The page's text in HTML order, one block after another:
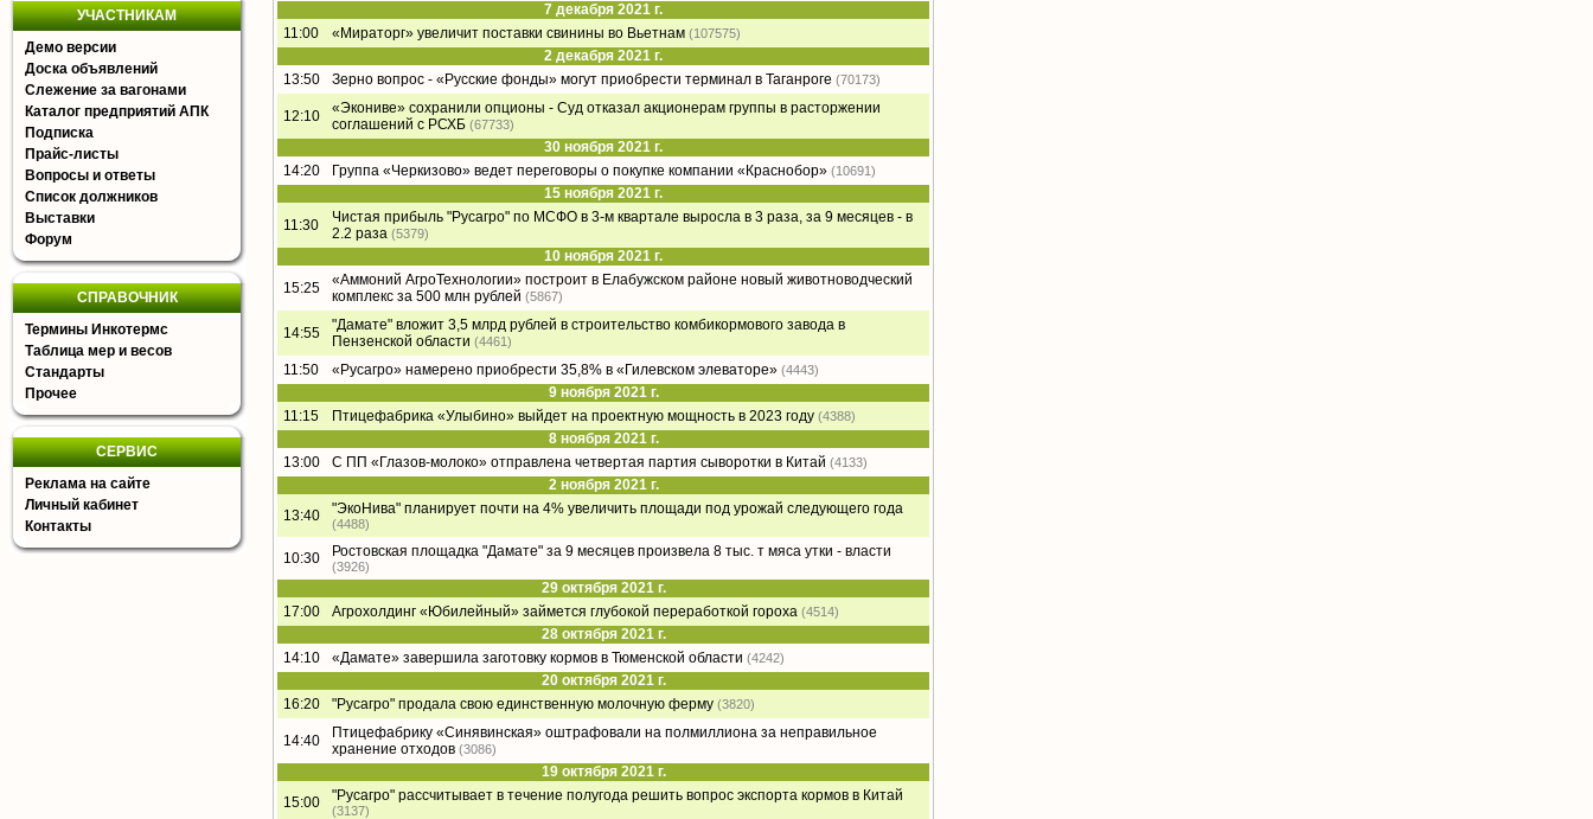
УЧАСТНИКАМ
Демо версии
Доска объявлений
Слежение за вагонами
Каталог предприятий АПК
Подписка
Прайс-листы
Вопросы и ответы
Список должников
Выставки
Форум
СПРАВОЧНИК
Термины Инкотермс
Таблица мер и весов
Стандарты
Прочее
СЕРВИС
Реклама на сайте
Личный кабинет
Контакты
7 декабря 2021 г.
11:00
«Мираторг» увеличит поставки свинины во Вьетнам (107575)
2 декабря 2021 г.
13:50
Зерно вопрос - «Русские фонды» могут приобрести терминал в Таганроге (70173)
12:10
«Экониве» сохранили опционы - Суд отказал акционерам группы в расторжении
соглашений с РСХБ (67733)
30 ноября 2021 г.
14:20
Группа «Черкизово» ведет переговоры о покупке компании «Краснобор» (10691)
15 ноября 2021 г.
11:30
Чистая прибыль "Русагро" по МСФО в 3-м квартале выросла в 3 раза, за 9 месяцев - в
2.2 раза (5379)
10 ноября 2021 г.
15:25
«Аммоний АгроТехнологии» построит в Елабужском районе новый животноводческий
комплекс за 500 млн рублей (5867)
14:55
"Дамате" вложит 3,5 млрд рублей в строительство комбикормового завода в
Пензенской области (4461)
11:50 «Русагро» намерено приобрести 35,8% в «Гилевском элеваторе» (4443)
9 ноября 2021 г.
11:15
Птицефабрика «Улыбино» выйдет на проектную мощность в 2023 году (4388)
8 ноября 2021 г.
13:00
С ПП «Глазов-молоко» отправлена четвертая партия сыворотки в Китай (4133)
2 ноября 2021 г.
13:40
"ЭкоНива" планирует почти на 4% увеличить площади под урожай следующего года
(4488)
10:30 Ростовская площадка "Дамате" за 9 месяцев произвела 8 тыс. т мяса утки - власти
(3926)
29 октября 2021 г.
17:00
Агрохолдинг «Юбилейный» займется глубокой переработкой гороха (4514)
28 октября 2021 г.
14:10
«Дамате» завершила заготовку кормов в Тюменской области (4242)
20 октября 2021 г.
16:20
"Русагро" продала свою единственную молочную ферму (3820)
14:40
Птицефабрику «Синявинская» оштрафовали на полмиллиона за неправильное
хранение отходов (3086)
19 октября 2021 г.
15:00
"Русагро" рассчитывает в течение полугода решить вопрос экспорта кормов в Китай
(3137)